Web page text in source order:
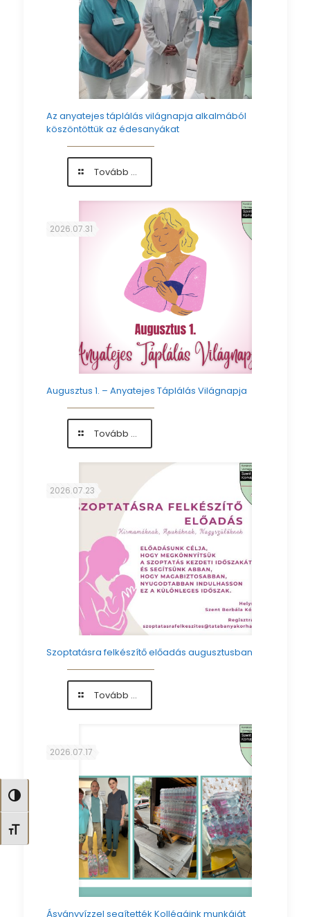
Nagy kontraszt váltása
Betűméret váltása
Az anyatejes táplálás világnapja alkalmából
köszöntöttük az édesanyákat
Tovább ...-
Az
anyatejes
táplálás
világnapja
alkalmából
köszöntöttük
az
édesanyákat
2026.07.31
Augusztus 1. – Anyatejes Táplálás Világnapja
Tovább ...-
Augusztus
1.
Anyatejes
Táplálás
Világnapja
2026.07.23
Szoptatásra felkészítő előadás augusztusban
Tovább ...-
Szoptatásra
2026.07.17
Ásványvízzel segítették Kollégáink munkáját